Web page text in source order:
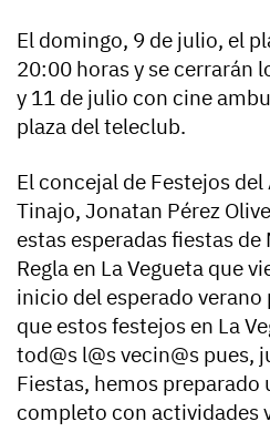
El domingo, 9 de julio, el
20:00 horas y se cerrarán
y 11 de julio con cine
plaza del teleclub.
El concejal de Festejos
Tinajo, Jonatan Pérez
estas esperadas fiestas de
Regla en La Vegueta que
inicio del esperado
que estos festejos en La
tod@s l@s vecin@s pues,
Fiestas, hemos preparado
completo con actividades